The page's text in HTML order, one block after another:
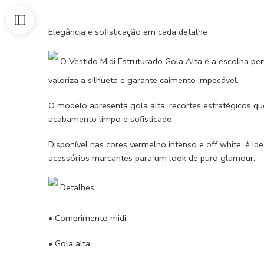
Elegância e sofisticação em cada detalhe
O Vestido Midi Estruturado Gola Alta é a escolha
valoriza a silhueta e garante caimento impecável.
O modelo apresenta gola alta, recortes estratégicos
acabamento limpo e sofisticado.
Disponível nas cores vermelho intenso e off white, é
acessórios marcantes para um look de puro glamour.
Detalhes:
• Comprimento midi
• Gola alta